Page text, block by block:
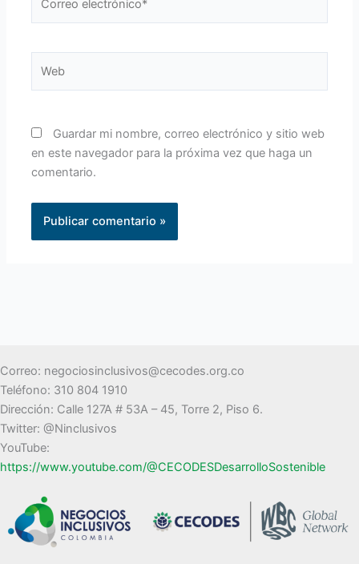
Guardar mi nombre, correo electrónico y sitio web
en este navegador para la próxima vez que haga un
comentario.
Correo: negociosinclusivos@cecodes.org.co
Teléfono: 310 804 1910
Dirección: Calle 127A # 53A – 45, Torre 2, Piso 6.
Twitter: @Ninclusivos
YouTube:
https://www.youtube.com/@CECODESDesarrolloSostenible